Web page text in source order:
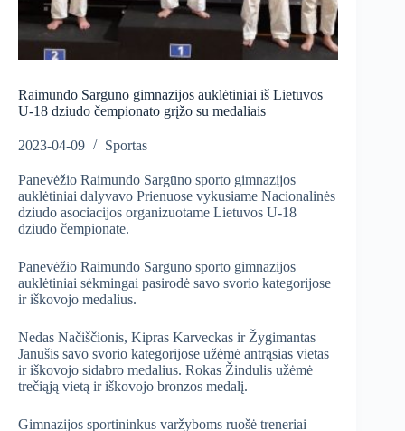
Raimundo Sargūno gimnazijos auklėtiniai iš Lietuvos
U-18 dziudo čempionato grįžo su medaliais
2023-04-09 Sportas
Panevėžio Raimundo Sargūno sporto gimnazijos
auklėtiniai dalyvavo Prienuose vykusiame Nacionalinės
dziudo asociacijos organizuotame Lietuvos U-18
dziudo čempionate.
Panevėžio Raimundo Sargūno sporto gimnazijos
auklėtiniai sėkmingai pasirodė savo svorio kategorijose
ir iškovojo medalius.
Nedas Načiščionis, Kipras Karveckas ir Žygimantas
Janušis savo svorio kategorijose užėmė antrąsias vietas
ir iškovojo sidabro medalius. Rokas Žindulis užėmė
trečiąją vietą ir iškovojo bronzos medalį.
Gimnazijos sportininkus varžyboms ruošė treneriai